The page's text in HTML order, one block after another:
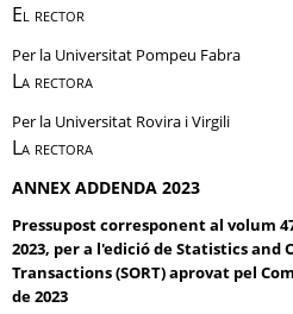
El rector
Per la Universitat Pompeu Fabra
La rectora
Per la Universitat Rovira i Virgili
La rectora
ANNEX ADDENDA 2023
Pressupost corresponent al volum
2023, per a l'edició de Statistics and
Transactions (SORT) aprovat pel
de 2023